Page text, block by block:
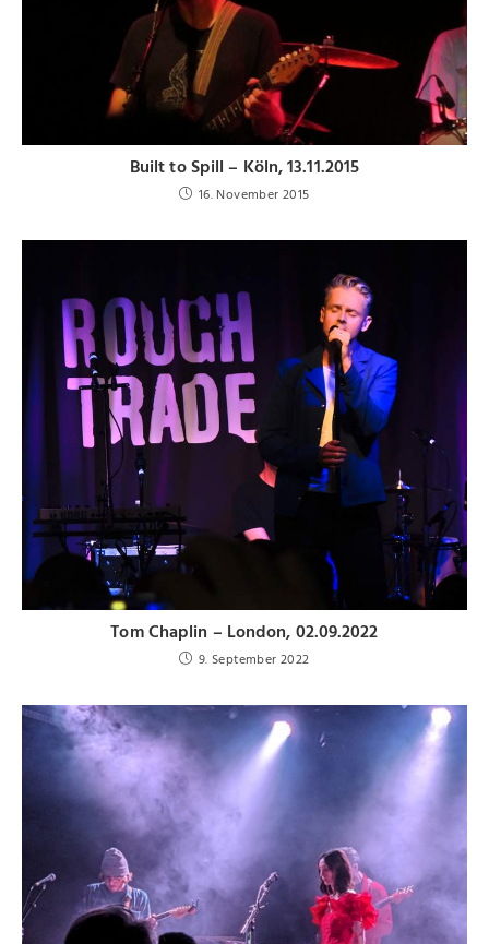
Built to Spill – Köln, 13.11.2015
16. November 2015
Tom Chaplin – London, 02.09.2022
9. September 2022